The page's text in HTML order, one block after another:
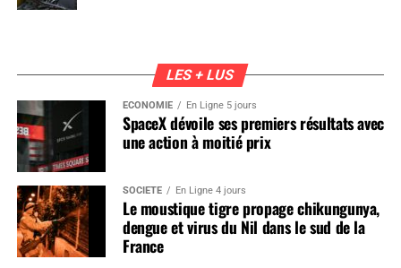
LES + LUS
ÉCONOMIE En Ligne 5 jours
SpaceX dévoile ses premiers résultats avec
une action à moitié prix
SOCIÉTÉ En Ligne 4 jours
Le moustique tigre propage chikungunya,
dengue et virus du Nil dans le sud de la
France